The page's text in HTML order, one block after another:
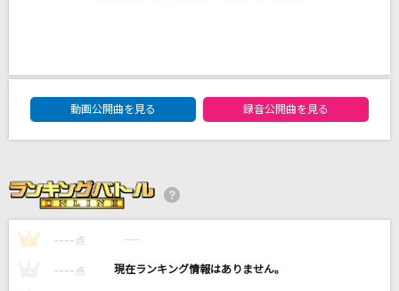
ハロー・グッバイ
柏原芳恵
流転の花
伍代夏子
[生音]糸
中島みゆき
DAM★ともボーカルエントリーランキング
動画公開曲を見る
録音公開曲を見る
1 ---- 点 ----
---- 点 ----